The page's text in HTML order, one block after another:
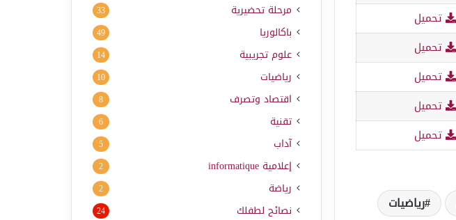
تحميل
تحميل
تحميل
تحميل
تحميل
رياضيات
مرحلة تحضيرية 33
باكالوريا 49
علوم تجريبية 14
رياضيات 10
اقتصاد وتصرف 8
تقنية 6
آداب 5
إعلامية informatique
2
رياضة 2
نصائح لطفلك 24